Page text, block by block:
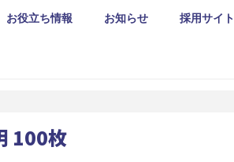
お役立ち情報 お知らせ 採用サイト
100枚